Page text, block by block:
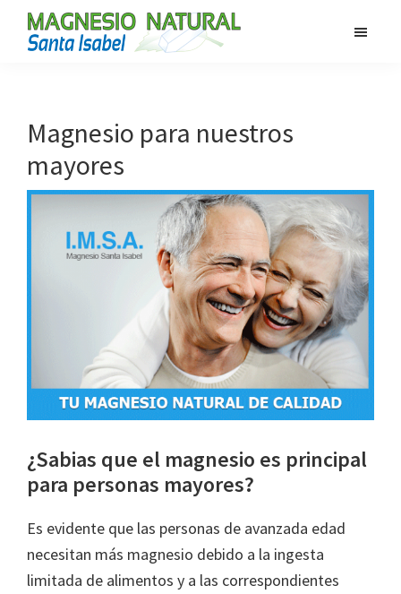
Saltar
Saltar
Magnesio para nuestros
mayores
¿Sabias que el magnesio es principal
para personas mayores?
Es evidente que las personas de avanzada edad
necesitan más magnesio debido a la ingesta
limitada de alimentos y a las correspondientes